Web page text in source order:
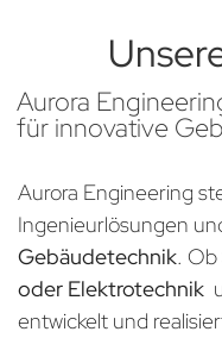
Aurora
für innovative
Aurora Engineering
Ingenieurlösungen
Gebäudetechnik. Ob
oder Elektrotechnik
entwickelt und